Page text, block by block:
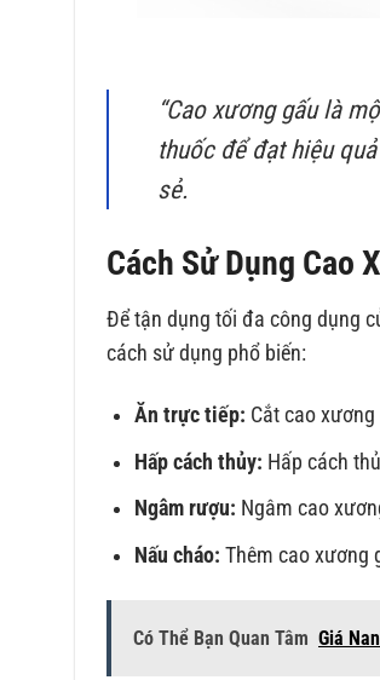
“Cao xương gấu là
thuốc để đạt hiệu
sẻ.
Cách Sử Dụng Cao
Để tận dụng tối đa công dụng
cách sử dụng phổ biến:
Ăn trực tiếp: Cắt cao
Hấp cách thủy: Hấp cách
Ngâm rượu: Ngâm cao
Nấu cháo: Thêm cao xương
Có Thể Bạn Quan Tâm Giá